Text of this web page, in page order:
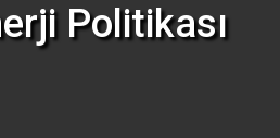
Politikası